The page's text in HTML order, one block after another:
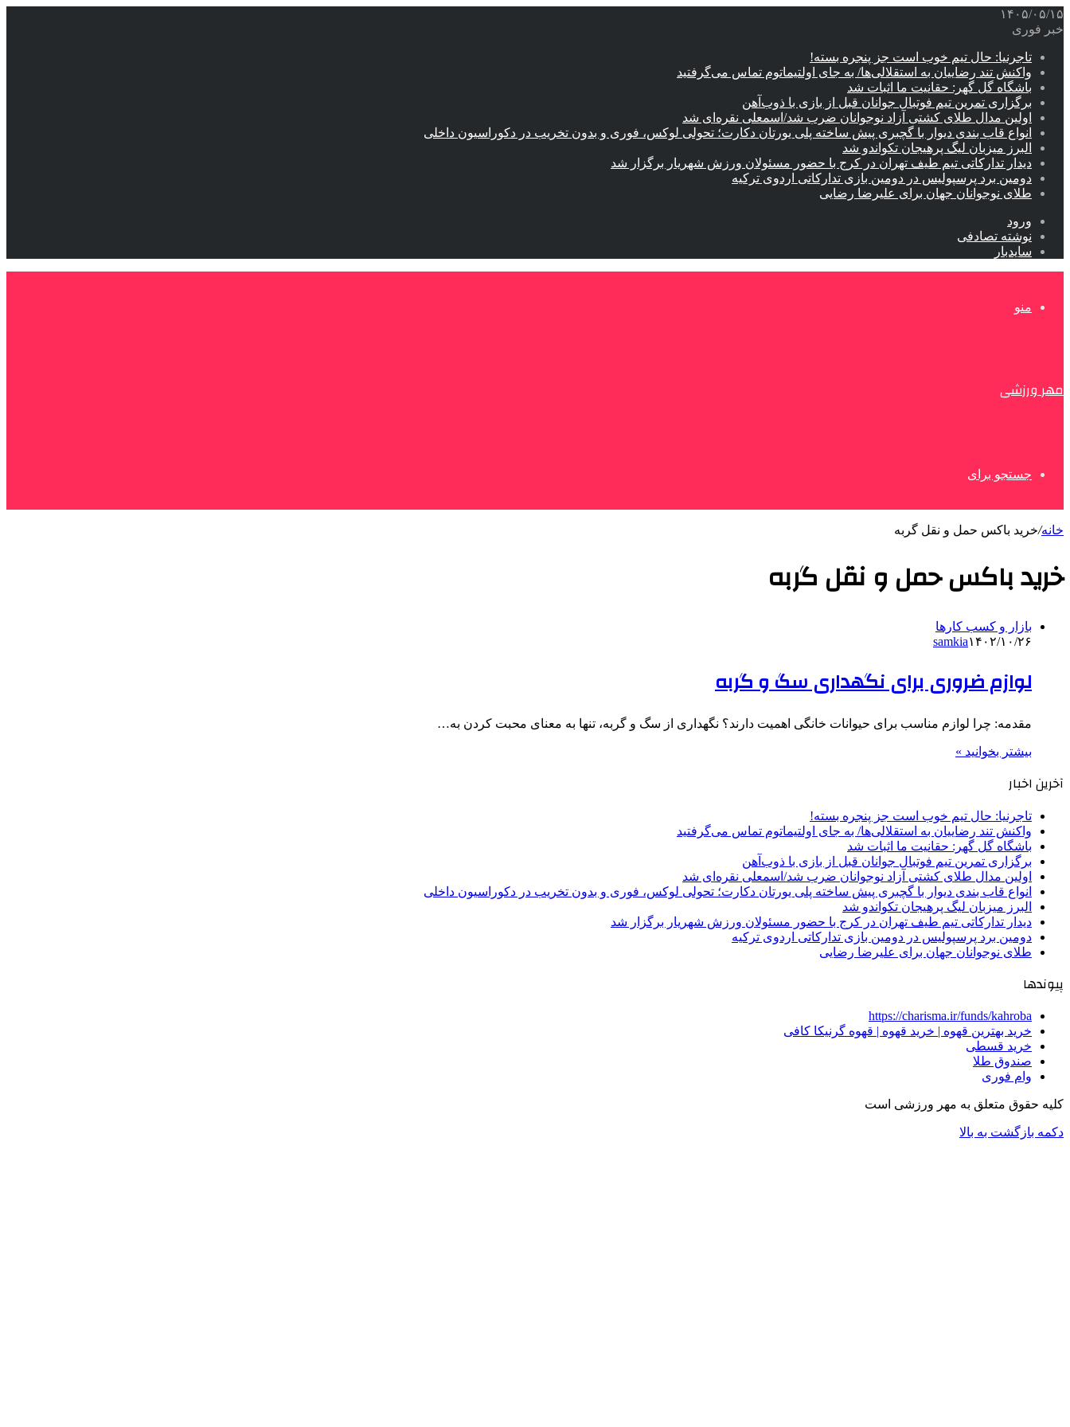
۱۴۰۵/۰۵/۱۵
خبر فوری
تاجرنیا: حال تیم خوب است جز پنجره بسته!
واکنش تند رضاییان به استقلالی‌ها/ به جای اولتیماتوم تماس می‌گرفتید
باشگاه گل گهر: حقانیت ما اثبات شد
برگزاری تمرین تیم فوتبال جوانان قبل از بازی با ذوب‌آهن
اولین مدال طلای کشتی آزاد نوجوانان ضرب شد/اسمعلی نقره‌ای شد
انواع قاب بندی دیوار با گچبری پیش ساخته پلی یورتان دکارت؛ تحولی لوکس، فوری و بدون تخریب در دکوراسیون داخلی
البرز میزبان لیگ پرهیجان تکواندو شد
دیدار تدارکاتی تیم طیف تهران در کرج با حضور مسئولان ورزش شهریار برگزار شد
دومین برد پرسپولیس در دومین بازی تدارکاتی اردوی ترکیه
طلای نوجوانان جهان برای علیرضا رضایی
ورود
نوشته تصادفی
سایدبار
منو
مهر ورزشی
جستجو برای
خانه/خرید باکس حمل و نقل گربه
خرید باکس حمل و نقل گربه
بازار و کسب کارها
samkia۱۴۰۲/۱۰/۲۶
لوازم ضروری برای نگهداری سگ و گربه
مقدمه: چرا لوازم مناسب برای حیوانات خانگی اهمیت دارند؟ نگهداری از سگ و گربه، تنها به معنای محبت کردن به…
بیشتر بخوانید »
آخرین اخبار
تاجرنیا: حال تیم خوب است جز پنجره بسته!
واکنش تند رضاییان به استقلالی‌ها/ به جای اولتیماتوم تماس می‌گرفتید
باشگاه گل گهر: حقانیت ما اثبات شد
برگزاری تمرین تیم فوتبال جوانان قبل از بازی با ذوب‌آهن
اولین مدال طلای کشتی آزاد نوجوانان ضرب شد/اسمعلی نقره‌ای شد
انواع قاب بندی دیوار با گچبری پیش ساخته پلی یورتان دکارت؛ تحولی لوکس، فوری و بدون تخریب در دکوراسیون داخلی
البرز میزبان لیگ پرهیجان تکواندو شد
دیدار تدارکاتی تیم طیف تهران در کرج با حضور مسئولان ورزش شهریار برگزار شد
دومین برد پرسپولیس در دومین بازی تدارکاتی اردوی ترکیه
طلای نوجوانان جهان برای علیرضا رضایی
پیوندها
https://charisma.ir/funds/kahroba
خرید بهترین قهوه | خرید قهوه | قهوه گرنیکا کافی
خرید قسطی
صندوق طلا
وام فوری
کلیه حقوق متعلق به مهر ورزشی است
دکمه بازگشت به بالا